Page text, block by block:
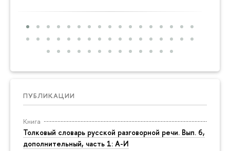
ПУБЛИКАЦИИ
Книга
Толковый словарь русской разговорной речи. Вып. 6,
дополнительный, часть 1: А-И